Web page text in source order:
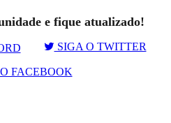
e fique atualizado!
SIGA O TWITTER
FACEBOOK